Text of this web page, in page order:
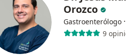
Orozco
Gastroenterólogo ·
9